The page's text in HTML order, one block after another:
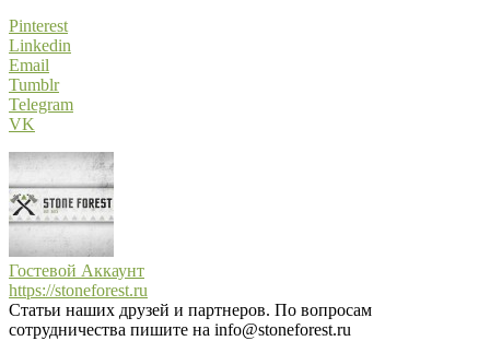
Pinterest
Linkedin
Email
Tumblr
Telegram
VK
Гостевой Аккаунт
https://stoneforest.ru
Статьи наших друзей и партнеров. По вопросам
сотрудничества пишите на info@stoneforest.ru